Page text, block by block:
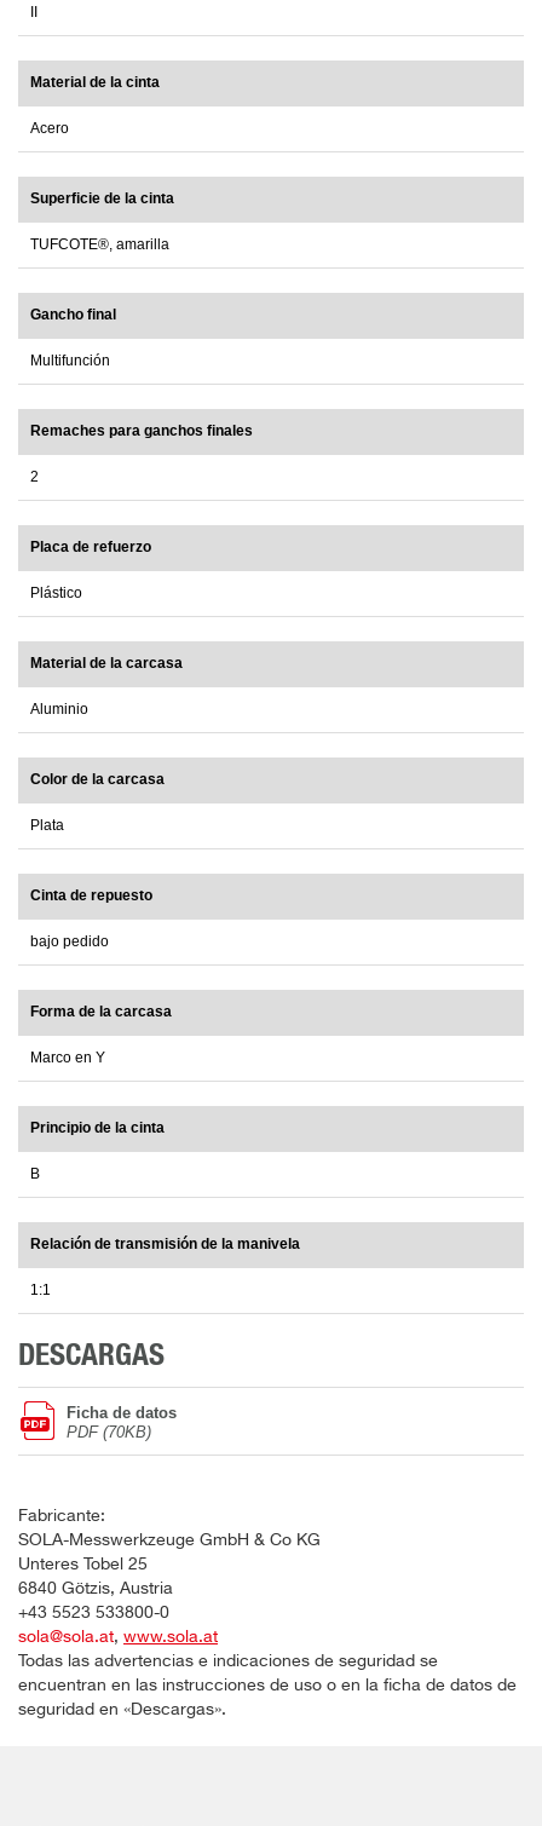
Material de la cinta
Acero
Superficie de la cinta
TUFCOTE®, amarilla
Gancho final
Multifunción
Remaches para ganchos finales
2
Placa de refuerzo
Plástico
Material de la carcasa
Aluminio
Color de la carcasa
Plata
Cinta de repuesto
bajo pedido
Forma de la carcasa
Marco en Y
Principio de la cinta
B
Relación de transmisión de la manivela
1:1
DESCARGAS
Ficha de datos
PDF (70KB)
Fabricante:
SOLA-Messwerkzeuge GmbH & Co KG
Unteres Tobel 25
6840 Götzis, Austria
+43 5523 533800-0
sola@sola.at, www.sola.at
Todas las advertencias e indicaciones de seguridad se
encuentran en las instrucciones de uso o en la ficha de datos de
seguridad en «Descargas».